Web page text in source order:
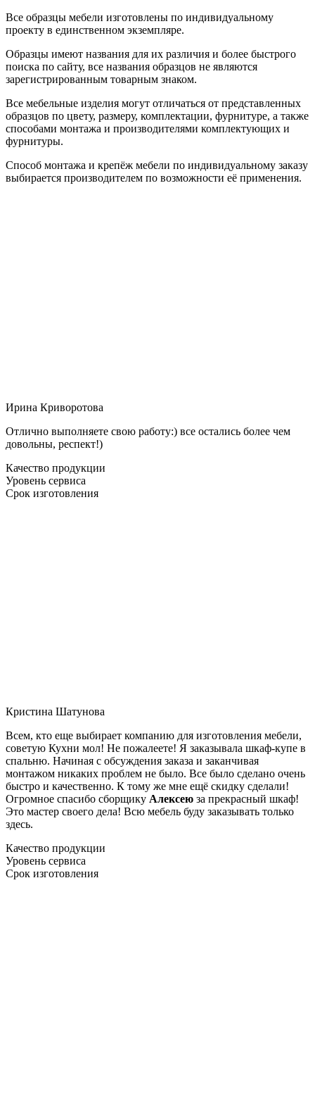
Все образцы мебели изготовлены по индивидуальному
проекту в единственном экземпляре.
Образцы имеют названия для их различия и более быстрого
поиска по сайту, все названия образцов не являются
зарегистрированным товарным знаком.
Все мебельные изделия могут отличаться от представленных
образцов по цвету, размеру, комплектации, фурнитуре, а также
способами монтажа и производителями комплектующих и
фурнитуры.
Способ монтажа и крепёж мебели по индивидуальному заказу
выбирается производителем по возможности её применения.
Ирина Криворотова
Отлично выполняете свою работу:) все остались более чем
довольны, респект!)
Качество продукции
Уровень сервиса
Срок изготовления
Кристина Шатунова
Всем, кто еще выбирает компанию для изготовления мебели,
советую Кухни мол! Не пожалеете! Я заказывала шкаф-купе в
спальню. Начиная с обсуждения заказа и заканчивая
монтажом никаких проблем не было. Все было сделано очень
быстро и качественно. К тому же мне ещё скидку сделали!
Огромное спасибо сборщику Алексею за прекрасный шкаф!
Это мастер своего дела! Всю мебель буду заказывать только
здесь.
Качество продукции
Уровень сервиса
Срок изготовления